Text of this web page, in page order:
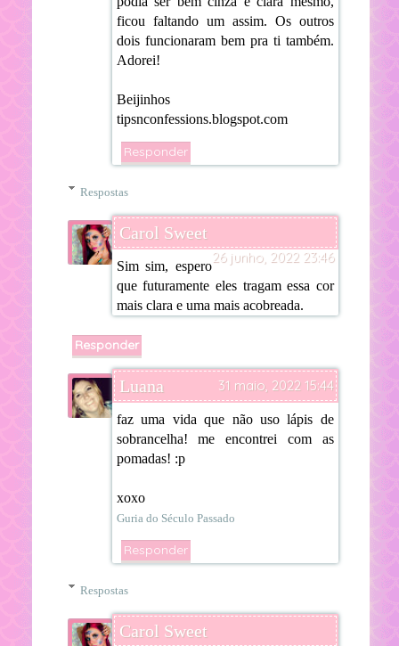
ficou faltando um assim. Os outros
dois funcionaram bem pra ti também.
Adorei!
Beijinhos
tipsnconfessions.blogspot.com
Responder
Respostas
Carol Sweet
26 junho, 2022 23:46
Sim sim, espero
que futuramente eles tragam essa cor
mais clara e uma mais acobreada.
Responder
Luana 31 maio, 2022 15:44
faz uma vida que não uso lápis de
sobrancelha! me encontrei com as
pomadas! :p
xoxo
Guria do Século Passado
Responder
Respostas
Carol Sweet